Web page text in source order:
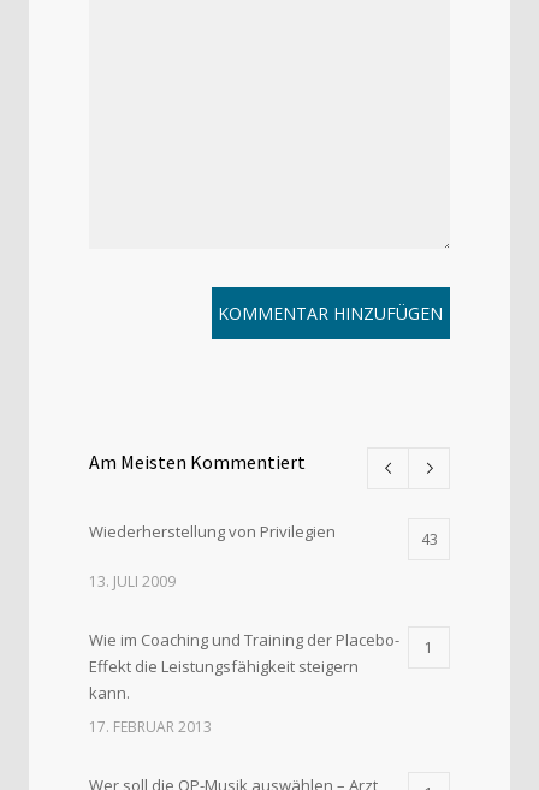
Am Meisten Kommentiert
Wiederherstellung von Privilegien 43
13. JULI 2009
Wie im Coaching und Training der Placebo-
Effekt die Leistungsfähigkeit steigern
kann.
1
17. FEBRUAR 2013
Wer soll die OP-Musik auswählen – Arzt